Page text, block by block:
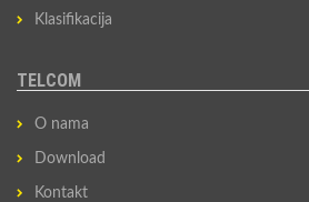
Klasifikacija
TELCOM
O nama
Download
Kontakt